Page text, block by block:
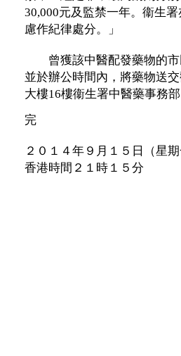
30,000元及監禁一年。衞生
慮作紀律處分。」
曾獲該中醫配發藥物的市
並於辦公時間內，將藥物送
大樓16樓衞生署中醫藥事務
完
２０１４年９月１５日（星
香港時間２１時１５分